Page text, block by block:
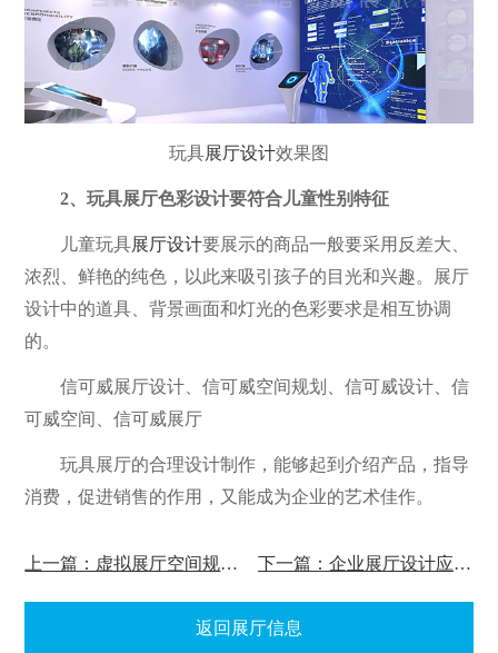
玩具展厅设计效果图
2、玩具展厅色彩设计要符合儿童性别特征
儿童玩具展厅设计要展示的商品一般要采用反差大、
浓烈、鲜艳的纯色，以此来吸引孩子的目光和兴趣。展厅
设计中的道具、背景画面和灯光的色彩要求是相互协调
的。
信可威展厅设计、信可威空间规划、信可威设计、信
可威空间、信可威展厅
玩具展厅的合理设计制作，能够起到介绍产品，指导
消费，促进销售的作用，又能成为企业的艺术佳作。
上一篇：虚拟展厅空间规划设计有哪些方法? 下一篇：企业展厅设计应展示哪些内容?
返回展厅信息